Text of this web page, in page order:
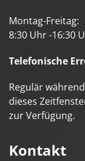
Montag-Freitag:
8:30 Uhr -16:30
Telefonische
Regulär
dieses
zur Verfügung.
Kontakt